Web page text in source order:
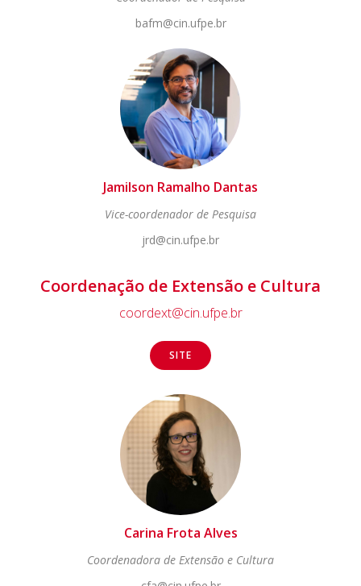
bafm@cin.ufpe.br
Jamilson Ramalho Dantas
Vice-coordenador de Pesquisa
jrd@cin.ufpe.br
Coordenação de Extensão e Cultura
coordext@cin.ufpe.br
SITE
Carina Frota Alves
Coordenadora de Extensão e Cultura